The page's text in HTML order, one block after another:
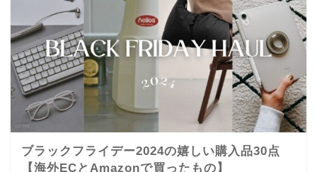
ブラックフライデー2024の嬉しい購入品30点
【海外ECとAmazonで買ったもの】